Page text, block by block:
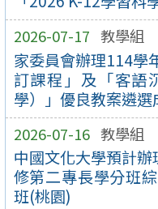
2026-07-17 教學組
家委員會辦理114學
訂課程」及「客語
學）」優良教案遴
2026-07-16 教學組
中國文化大學預計
修第二專長學分班
班(桃園)